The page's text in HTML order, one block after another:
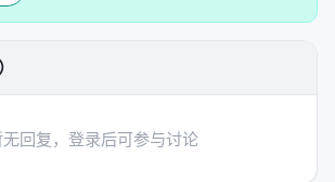
无回复，登录后可参与讨论